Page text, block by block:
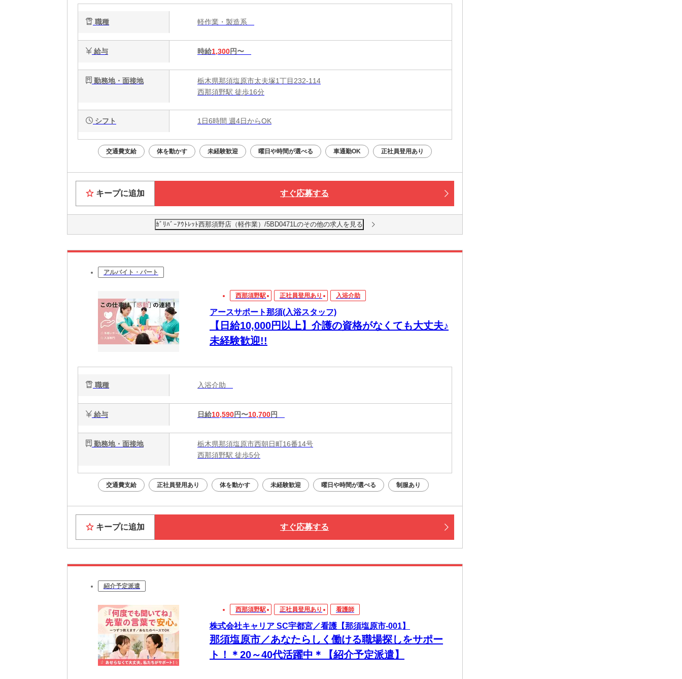
職種 軽作業・製造系
給与 時給1,300円〜
勤務地・面接地
栃木県那須塩原市太夫塚1丁目232-114
西那須野駅 徒歩16分
シフト 1日6時間 週4日からOK
交通費支給 体を動かす 未経験歓迎 曜日や時間が選べる 車通勤OK 正社員登用あり
キープに追加 すぐ応募する
ｶﾞﾘﾊﾞｰｱｳﾄﾚｯﾄ西那須野店（軽作業）/5BD0471Lのその他の求人を見る
アルバイト・パート
西那須野駅 正社員登用あり 入浴介助
アースサポート那須(入浴スタッフ)
【日給10,000円以上】介護の資格がなくても大丈夫♪
未経験歓迎!!
職種 入浴介助
給与 日給10,590円〜10,700円
勤務地・面接地
栃木県那須塩原市西朝日町16番14号
西那須野駅 徒歩5分
交通費支給 正社員登用あり 体を動かす 未経験歓迎 曜日や時間が選べる 制服あり
キープに追加 すぐ応募する
紹介予定派遣
西那須野駅 正社員登用あり 看護師
株式会社キャリア SC宇都宮／看護【那須塩原市-001】
那須塩原市／あなたらしく働ける職場探しをサポー
ト！＊20～40代活躍中＊【紹介予定派遣】